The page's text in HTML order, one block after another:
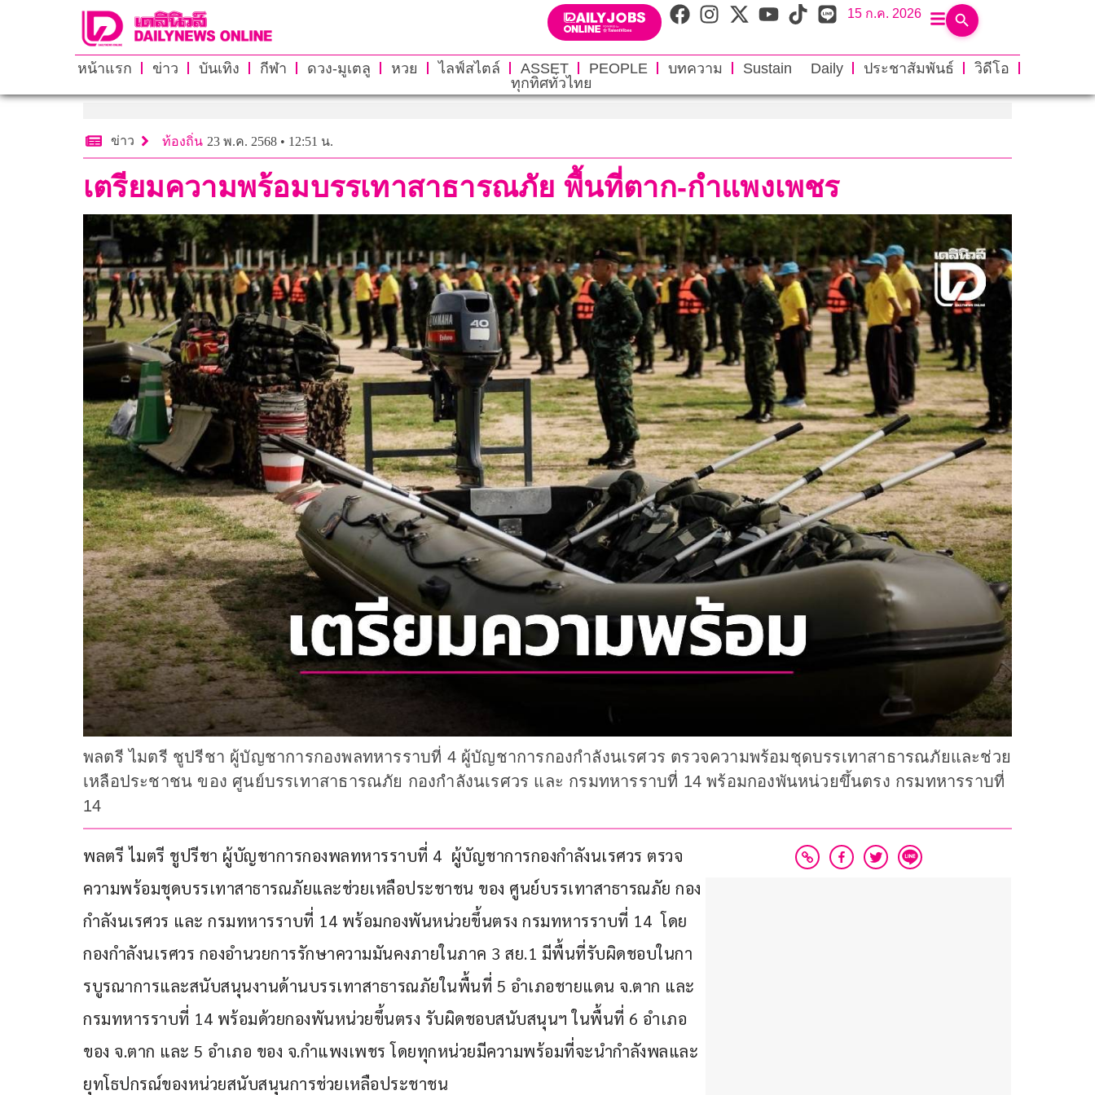
15 ก.ค. 2026
หน้าแรก ข่าว บันเทิง กีฬา ดวง-มูเตลู หวย ไลฟ์สไตล์ ASSET PEOPLE บทความ Sustain Daily ประชาสัมพันธ์
วิดีโอ
ทุกทิศทั่วไทย
ข่าว ท้องถิ่น 23 พ.ค. 2568 • 12:51 น.
เตรียมความพร้อมบรรเทาสาธารณภัย พื้นที่ตาก-กำแพงเพชร
พลตรี ไมตรี ชูปรีชา ผู้บัญชาการกองพลทหารราบที่ 4 ผู้บัญชาการกองกำลังนเรศวร ตรวจความพร้อมชุดบรรเทาสาธารณภัยและช่วย
เหลือประชาชน ของ ศูนย์บรรเทาสาธารณภัย กองกำลังนเรศวร และ กรมทหารราบที่ 14 พร้อมกองพันหน่วยขึ้นตรง กรมทหารราบที่
14
พลตรี ไมตรี ชูปรีชา ผู้บัญชาการกองพลทหารราบที่ 4  ผู้บัญชาการกองกำลังนเรศวร ตรวจ
ความพร้อมชุดบรรเทาสาธารณภัยและช่วยเหลือประชาชน ของ ศูนย์บรรเทาสาธารณภัย กอง
กำลังนเรศวร และ กรมทหารราบที่ 14 พร้อมกองพันหน่วยขึ้นตรง กรมทหารราบที่ 14  โดย
กองกำลังนเรศวร กองอำนวยการรักษาความมันคงภายในภาค 3 สย.1 มีพื้นที่รับผิดชอบในกา
รบูรณาการและสนับสนุนงานด้านบรรเทาสาธารณภัยในพื้นที่ 5 อำเภอชายแดน จ.ตาก และ
กรมทหารราบที่ 14 พร้อมด้วยกองพันหน่วยขึ้นตรง รับผิดชอบสนับสนุนฯ ในพื้นที่ 6 อำเภอ
ของ จ.ตาก และ 5 อำเภอ ของ จ.กำแพงเพชร โดยทุกหน่วยมีความพร้อมที่จะนำกำลังพลและ
ยุทโธปกรณ์ของหน่วยสนับสนุนการช่วยเหลือประชาชน